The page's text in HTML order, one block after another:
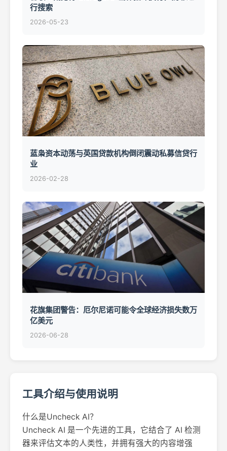
行搜索
2026-05-23
蓝枭资本动荡与英国贷款机构倒闭震动私募信贷行
业
2026-02-28
花旗集团警告：厄尔尼诺可能令全球经济损失数万
亿美元
2026-06-28
工具介绍与使用说明
什么是Uncheck AI？
Uncheck AI 是一个先进的工具，它结合了 AI 检测
器来评估文本的人类性，并拥有强大的内容增强